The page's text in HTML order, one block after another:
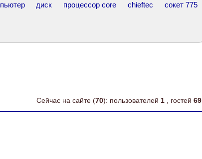
диск процессор core chieftec
сокет 775
Сейчас на сайте (70): пользователей 1 , гостей 69